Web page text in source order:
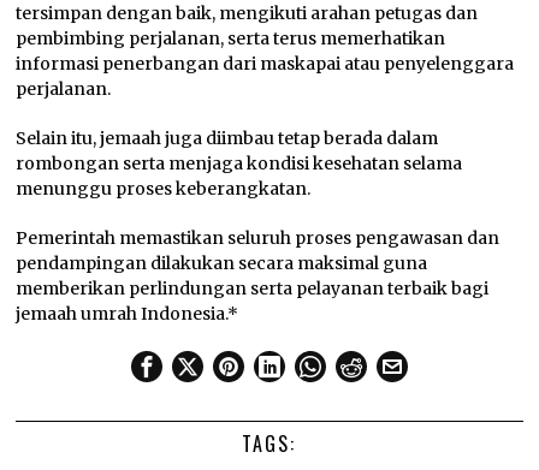
tersimpan dengan baik, mengikuti arahan petugas dan
pembimbing perjalanan, serta terus memerhatikan
informasi penerbangan dari maskapai atau penyelenggara
perjalanan.
Selain itu, jemaah juga diimbau tetap berada dalam
rombongan serta menjaga kondisi kesehatan selama
menunggu proses keberangkatan.
Pemerintah memastikan seluruh proses pengawasan dan
pendampingan dilakukan secara maksimal guna
memberikan perlindungan serta pelayanan terbaik bagi
jemaah umrah Indonesia.*
TAGS: